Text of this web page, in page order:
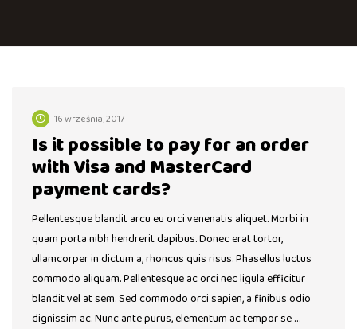
16 września, 2017
Is it possible to pay for an order
with Visa and MasterCard
payment cards?
Pellentesque blandit arcu eu orci venenatis aliquet. Morbi in
quam porta nibh hendrerit dapibus. Donec erat tortor,
ullamcorper in dictum a, rhoncus quis risus. Phasellus luctus
commodo aliquam. Pellentesque ac orci nec ligula efficitur
blandit vel at sem. Sed commodo orci sapien, a finibus odio
dignissim ac. Nunc ante purus, elementum ac tempor se …